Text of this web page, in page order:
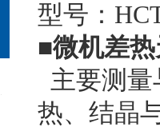
型号：
■微机差
主要测量
热、结